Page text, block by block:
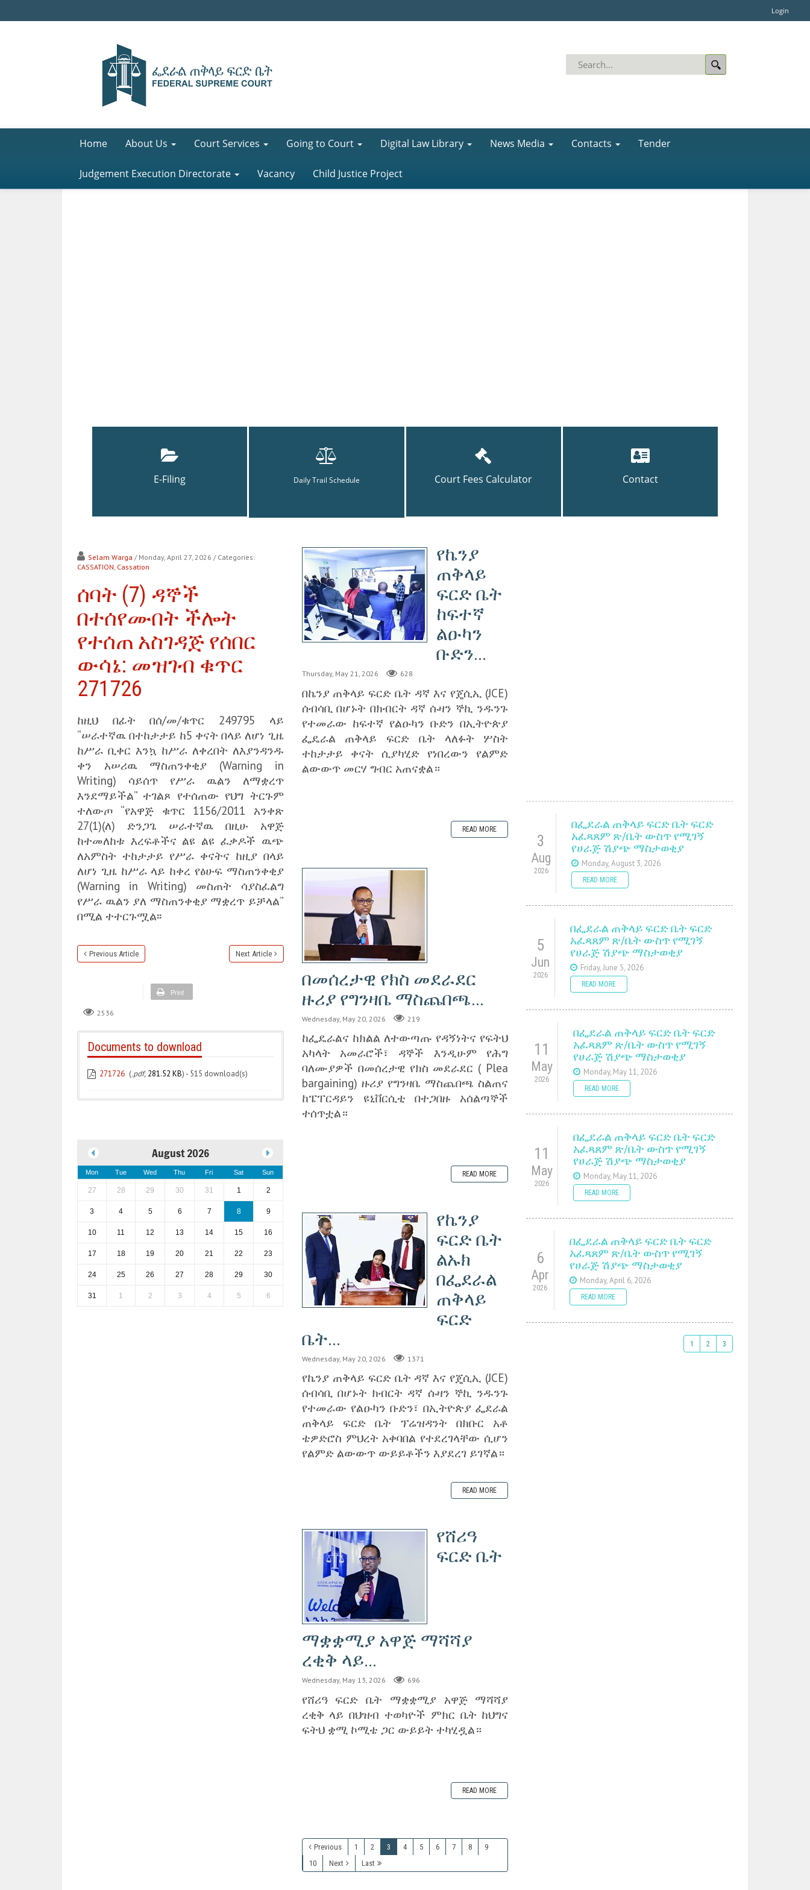
Login
Home About Us Court Services Going to Court Digital Law Library News Media Contacts Tender
Judgement Execution Directorate Vacancy Child Justice Project
E-Filing Daily Trail Schedule Court Fees Calculator Contact
Selam Warga / Monday, April 27, 2026 / Categories:
CASSATION, Cassation
ሰባት (7) ዳኞች
በተሰየሙበት ችሎት
የተሰጠ አስገዳጅ የሰበር
ውሳኔ: መዝገብ ቁጥር
271726
ከዚህ በፊት በሰ/መ/ቁጥር 249795 ላይ
“ሠራተኛዉ በተከታታይ ከ5 ቀናት በላይ ለሆነ ጊዜ
ከሥራ ቢቀር እንኳ ከሥራ ለቀረበት ለእያንዳንዱ
ቀን አሠሪዉ ማስጠንቀቂያ (Warning in
Writing) ሳይሰጥ የሥራ ዉልን ለማቋረጥ
እንደማይችል” ተገልጾ የተሰጠው የህግ ትርጉም
ተለውጦ “የአዋጅ ቁጥር 1156/2011 አንቀጽ
27(1)(ለ) ድንጋጌ ሠራተኛዉ በዚሁ አዋጅ
ከተመለከቱ እረፍቶችና ልዩ ልዩ ፈቃዶች ዉጭ
ለአምስት ተከታታይ የሥራ ቀናትና ከዚያ በላይ
ለሆነ ጊዜ ከሥራ ላይ ከቀረ የፅሁፍ ማስጠንቀቂያ
(Warning in Writing) መስጠት ሳያስፈልግ
የሥራ ዉልን ያለ ማስጠንቀቂያ ማቋረጥ ይቻላል”
በሚል ተተርጉሟል፡፡
Previous Article Next Article
Print
2536
Documents to download
271726 (.pdf, 281.52 KB) - 515 download(s)
August 2026
Mon Tue Wed Thu Fri Sat Sun
27 28 29 30 31 1 2
3 4 5 6 7 8 9
10 11 12 13 14 15 16
17 18 19 20 21 22 23
24 25 26 27 28 29 30
31 1 2 3 4 5 6
‎የኬንያ
ጠቅላይ
ፍርድ ቤት
ከፍተኛ
ልዑካን
ቡድን...
Thursday, May 21, 2026 628
በኬንያ ጠቅላይ ፍርድ ቤት ዳኛ እና የጄሲኢ (JCE)
ሰብሳቢ በሆኑት በክብርት ዳኛ ሱዛን ኞኪ ንዱንጉ
የተመራው ከፍተኛ የልዑካን ቡድን በኢትዮጵያ
ፌዴራል ጠቅላይ ፍርድ ቤት ላለፉት ሦስት
ተከታታይ ቀናት ሲያካሂድ የነበረውን የልምድ
ልውውጥ መርሃ ግብር አጠናቋል።
READ MORE
‎በመሰረታዊ የክስ መደራደር
ዙሪያ የግንዛቤ ማስጨበጫ...
Wednesday, May 20, 2026 219
ከፌዴራልና ከክልል ለተውጣጡ የዳኝነትና የፍትህ
አካላት አመራሮች፣ ዳኞች እንዲሁም የሕግ
ባለሙያዎች በመሰረታዊ የክስ መደራደር ( Plea
bargaining) ዙሪያ የግንዛቤ ማስጨበጫ ስልጠና
ከፔፐርዳይን ዩኒቨርሲቲ በተጋበዙ አሰልጣኞች
ተሰጥቷል።
READ MORE
የኬንያ
ፍርድ ቤት
ልኡክ
በፌደራል
ጠቅላይ
ፍርድ
ቤት...
Wednesday, May 20, 2026 1371
የኬንያ ጠቅላይ ፍርድ ቤት ዳኛ እና የጄሲኢ (JCE)
ሰብሳቢ በሆኑት ክብርት ዳኛ ሱዛን ኞኪ ንዱንጉ
የተመራው የልዑካን ቡድን፣ በኢትዮጵያ ፌደራል
ጠቅላይ ፍርድ ቤት ፕሬዝዳንት በክቡር አቶ
ቴዎድሮስ ምህረት አቀባበል የተደረገላቸው ሲሆን
የልምድ ልውውጥ ውይይቶችን እያደረገ ይገኛል።
READ MORE
‎የሸሪዓ
ፍርድ ቤት
ማቋቋሚያ አዋጅ ማሻሻያ
ረቂቅ ላይ...
Wednesday, May 13, 2026 696
‎የሸሪዓ ፍርድ ቤት ማቋቋሚያ አዋጅ ማሻሻያ
ረቂቅ ላይ በህዝብ ተወካዮች ምክር ቤት ከህግና
ፍትህ ቋሚ ኮሚቴ ጋር ውይይት ተካሂዷል።
READ MORE
Previous 1 2 3 4 5 6 7 8
9
10
Next Last
3
Aug
2026
በፌደራል ጠቅላይ ፍርድ ቤት ፍርድ
አፈጻጸም ጽ/ቤት ውስጥ የሚገኝ
የሀራጅ ሽያጭ ማስታወቂያ
Monday, August 3, 2026
READ MORE
5
Jun
2026
በፌደራል ጠቅላይ ፍርድ ቤት ፍርድ
አፈጻጸም ጽ/ቤት ውስጥ የሚገኝ
የሀራጅ ሽያጭ ማስታወቂያ
Friday, June 5, 2026
READ MORE
11
May
2026
በፌደራል ጠቅላይ ፍርድ ቤት ፍርድ
አፈጻጸም ጽ/ቤት ውስጥ የሚገኝ
የሀራጅ ሽያጭ ማስታወቂያ
Monday, May 11, 2026
READ MORE
11
May
2026
በፌደራል ጠቅላይ ፍርድ ቤት ፍርድ
አፈጻጸም ጽ/ቤት ውስጥ የሚገኝ
የሀራጅ ሽያጭ ማስታወቂያ
Monday, May 11, 2026
READ MORE
6
Apr
2026
በፌደራል ጠቅላይ ፍርድ ቤት ፍርድ
አፈጻጸም ጽ/ቤት ውስጥ የሚገኝ
የሀራጅ ሽያጭ ማስታወቂያ
Monday, April 6, 2026
READ MORE
1 2 3